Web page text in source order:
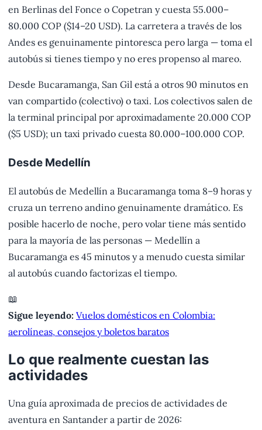
en Berlinas del Fonce o Copetran y cuesta 55.000–
80.000 COP ($14–20 USD). La carretera a través de los
Andes es genuinamente pintoresca pero larga — toma el
autobús si tienes tiempo y no eres propenso al mareo.
Desde Bucaramanga, San Gil está a otros 90 minutos en
van compartido (colectivo) o taxi. Los colectivos salen de
la terminal principal por aproximadamente 20.000 COP
($5 USD); un taxi privado cuesta 80.000–100.000 COP.
Desde Medellín
El autobús de Medellín a Bucaramanga toma 8–9 horas y
cruza un terreno andino genuinamente dramático. Es
posible hacerlo de noche, pero volar tiene más sentido
para la mayoría de las personas — Medellín a
Bucaramanga es 45 minutos y a menudo cuesta similar
al autobús cuando factorizas el tiempo.
📖
Sigue leyendo: Vuelos domésticos en Colombia:
aerolíneas, consejos y boletos baratos
Lo que realmente cuestan las
actividades
Una guía aproximada de precios de actividades de
aventura en Santander a partir de 2026: